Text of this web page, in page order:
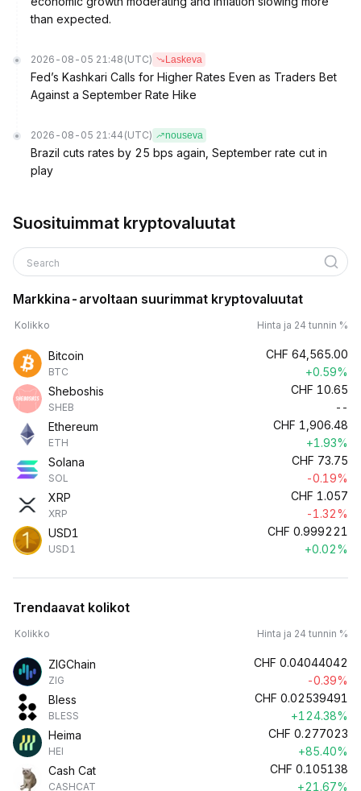
than expected.
2026-08-05 21:48 (UTC) Laskeva
Fed’s Kashkari Calls for Higher Rates Even as Traders Bet
Against a September Rate Hike
2026-08-05 21:44 (UTC) nouseva
Brazil cuts rates by 25 bps again, September rate cut in
play
Suosituimmat kryptovaluutat
Search
Markkina-arvoltaan suurimmat kryptovaluutat
Kolikko Hinta ja 24 tunnin %
Bitcoin
BTC
CHF 64,565.00
+0.59%
Sheboshis
SHEB
CHF 10.65
--
Ethereum
ETH
CHF 1,906.48
+1.93%
Solana
SOL
CHF 73.75
-0.19%
XRP
XRP
CHF 1.057
-1.32%
USD1
USD1
CHF 0.999221
+0.02%
Trendaavat kolikot
Kolikko Hinta ja 24 tunnin %
ZIGChain
ZIG
CHF 0.04044042
-0.39%
Bless
BLESS
CHF 0.02539491
+124.38%
Heima
HEI
CHF 0.277023
+85.40%
Cash Cat
CASHCAT
CHF 0.105138
+21.67%